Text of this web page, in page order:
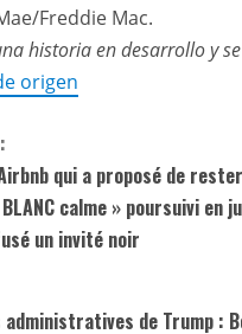
Freddie Mac.
historia en desarrollo y
origen
qui a proposé de
calme » poursuivi en
un invité noir
administratives de Trump :